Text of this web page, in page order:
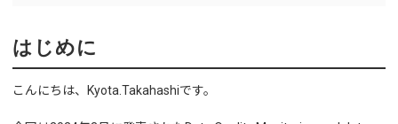
はじめに
こんにちは、Kyota.Takahashiです。